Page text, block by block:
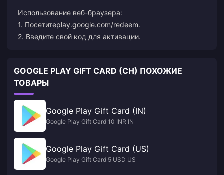
Использование веб-браузера:
1. Посетитеplay.google.com/redeem.
2. Введите свой код для активации.
GOOGLE PLAY GIFT CARD (CH) ПОХОЖИЕ
ТОВАРЫ
Google Play Gift Card (IN)
Google Play Gift Card 10 INR IN
Google Play Gift Card (US)
Google Play Gift Card 5 USD US